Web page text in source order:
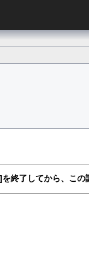
を終了してから、この